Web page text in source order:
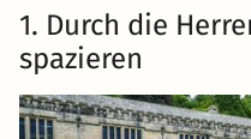
1. Durch die
spazieren